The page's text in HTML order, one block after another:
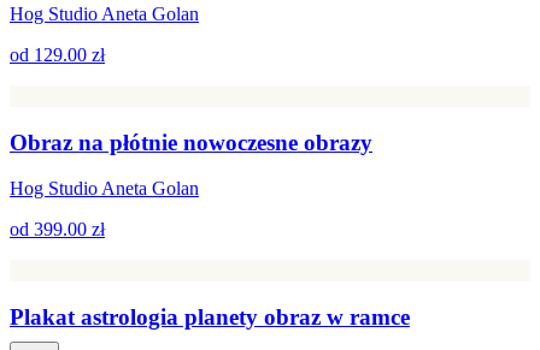
Hog Studio Aneta Golan
od 129.00 zł
Obraz na płótnie nowoczesne obrazy
Hog Studio Aneta Golan
od 399.00 zł
Plakat astrologia planety obraz w ramce